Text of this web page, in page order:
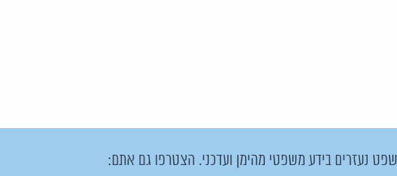
נעזרים בידע משפטי מהימן ועדכני. הצטרפו גם אתם: